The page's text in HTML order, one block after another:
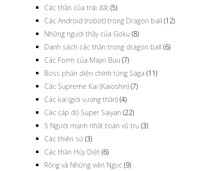
Các thần của trái đất (5)
Các Android (robot) trong Dragon ball (12)
Những người thầy của Goku (8)
Danh sách các thần trong dragon ball (6)
Các Form của Majin Buu (7)
Boss phản diện chính từng Saga (11)
Các Supreme Kai (Kaioshin) (7)
Các kai (giới vương thần) (4)
Các cấp độ Super Saiyan (22)
5 Người mạnh nhất toàn vũ trụ (3)
Các thiên sứ (3)
Các thần Hủy Diệt (6)
Rồng và Những viên Ngọc (9)